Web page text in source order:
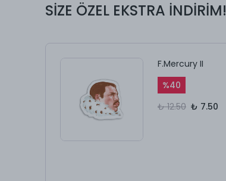
SİZE ÖZEL EKSTRA İNDİRİM!
F.Mercury II
%40
₺ 12.50 ₺ 7.50